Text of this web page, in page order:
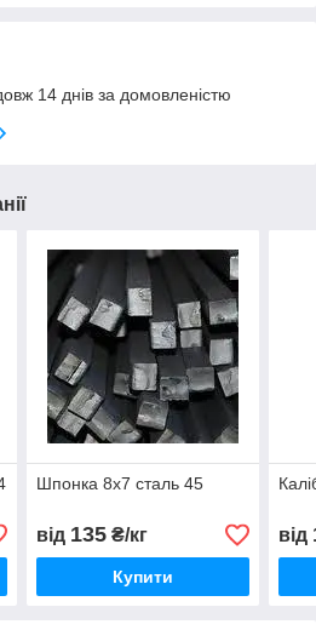
14 днів за домовленістю
Шпонка 8х7 сталь 45
від 135₴/кг
Купити
від